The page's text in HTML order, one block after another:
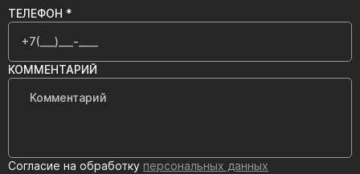
ТЕЛЕФОН *
КОММЕНТАРИЙ
Согласие на обработку персональных данных